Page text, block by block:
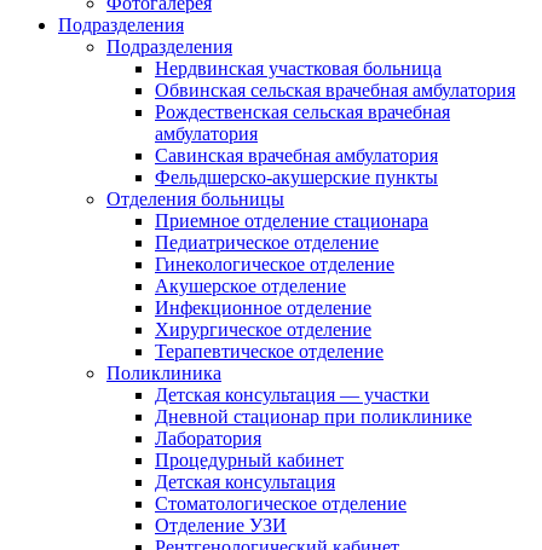
Подразделения
Подразделения
Нердвинская участковая больница
Обвинская сельская врачебная амбулатория
Рождественская сельская врачебная
амбулатория
Савинская врачебная амбулатория
Фельдшерско-акушерские пункты
Отделения больницы
Приемное отделение стационара
Педиатрическое отделение
Гинекологическое отделение
Акушерское отделение
Инфекционное отделение
Хирургическое отделение
Терапевтическое отделение
Поликлиника
Детская консультация — участки
Дневной стационар при поликлинике
Лаборатория
Процедурный кабинет
Детская консультация
Стоматологическое отделение
Отделение УЗИ